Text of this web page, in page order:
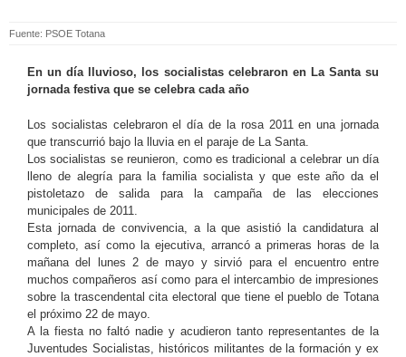
Fuente: PSOE Totana
En un día lluvioso, los socialistas celebraron en La Santa su
jornada festiva que se celebra cada año
Los socialistas celebraron el día de la rosa 2011 en una jornada
que transcurrió bajo la lluvia en el paraje de La Santa.
Los socialistas se reunieron, como es tradicional a celebrar un día
lleno de alegría para la familia socialista y que este año da el
pistoletazo de salida para la campaña de las elecciones
municipales de 2011.
Esta jornada de convivencia, a la que asistió la candidatura al
completo, así como la ejecutiva, arrancó a primeras horas de la
mañana del lunes 2 de mayo y sirvió para el encuentro entre
muchos compañeros así como para el intercambio de impresiones
sobre la trascendental cita electoral que tiene el pueblo de Totana
el próximo 22 de mayo.
A la fiesta no faltó nadie y acudieron tanto representantes de la
Juventudes Socialistas, históricos militantes de la formación y ex